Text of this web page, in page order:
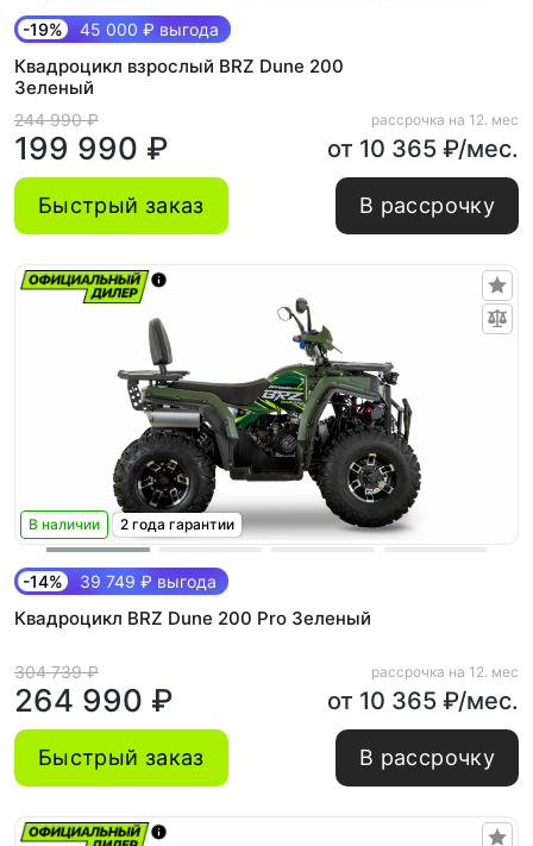
-19% 45 000 ₽ выгода
Квадроцикл взрослый BRZ Dune 200
Зеленый
244 990 ₽
199 990 ₽
рассрочка на 12. мес
от 10 365 ₽/мес.
Быстрый заказ В рассрочку
В наличии 2 года гарантии
-14% 39 749 ₽ выгода
Квадроцикл BRZ Dune 200 Pro Зеленый
304 739 ₽
264 990 ₽
рассрочка на 12. мес
от 10 365 ₽/мес.
Быстрый заказ В рассрочку